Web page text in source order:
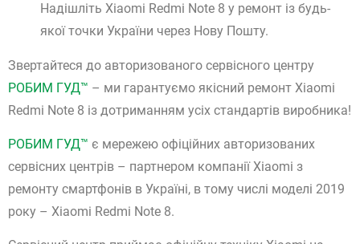
Надішліть Xiaomi Redmi Note 8 у ремонт із будь-
якої точки України через Нову Пошту.
Звертайтеся до авторизованого сервісного центру
РОБИМ ГУД™ – ми гарантуємо якісний ремонт Xiaomi
Redmi Note 8 із дотриманням усіх стандартів виробника!
РОБИМ ГУД™ є мережею офіційних авторизованих
сервісних центрів – партнером компанії Xiaomi з
ремонту смартфонів в Україні, в тому числі моделі 2019
року – Xiaomi Redmi Note 8.